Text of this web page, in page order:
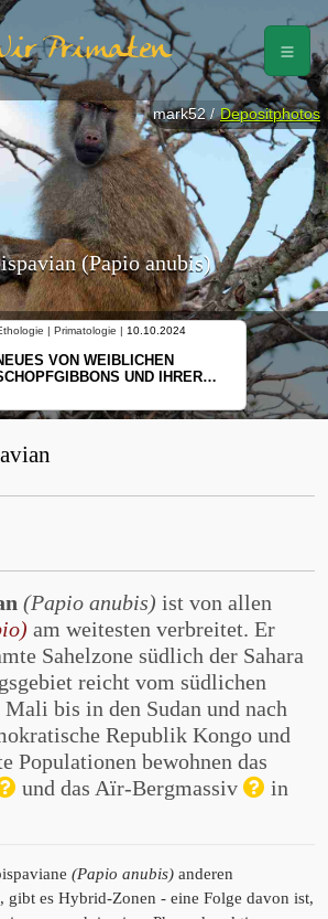
Primaten
(Papio anubis)
| Primatologie | 10.10.2024
VON WEIBLICHEN
UND IHRER
mark52 / Depositphotos
(Papio anubis) ist von allen
am weitesten verbreitet. Er
Sahelzone südlich der Sahara
reicht vom südlichen
bis in den Sudan und nach
Republik Kongo und
Populationen bewohnen das
und das Aïr-Bergmassiv
in
(Papio anubis) anderen
gibt es Hybrid-Zonen - eine Folge davon ist,